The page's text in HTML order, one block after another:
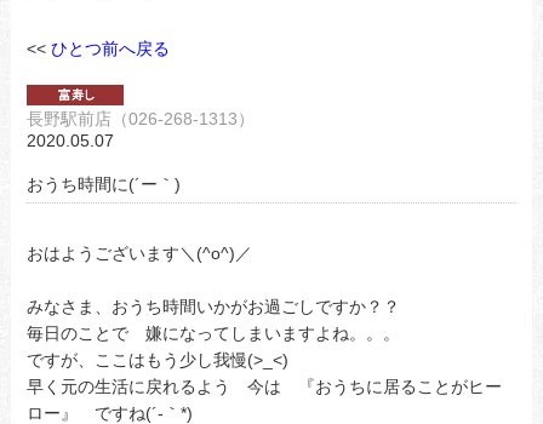
<< ひとつ前へ戻る
長野駅前店（026-268-1313）
2020.05.07
おうち時間に(´ー｀)
おはようございます＼(^o^)／
みなさま、おうち時間いかがお過ごしですか？？
毎日のことで 嫌になってしまいますよね。。。
ですが、ここはもう少し我慢(>_<)
早く元の生活に戻れるよう 今は 『おうちに居ることがヒー
ロー』 ですね(´-｀*)